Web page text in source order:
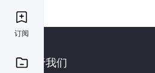
订阅
关于我们